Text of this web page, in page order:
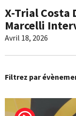
X-Trial Costa
Marcelli
Avril 18, 2026
Filtrez par